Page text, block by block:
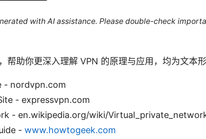
with AI assistance. Please double-check
帮助你更深入理解 VPN 的原理与应用，均为文本
- nordvpn.com
- expressvpn.com
- en.wikipedia.org/wiki/
- www.howtogeek.com